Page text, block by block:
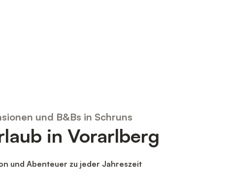
und B&Bs in Schruns
in Vorarlberg
und Abenteuer zu jeder Jahreszeit